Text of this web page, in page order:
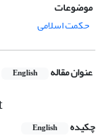
موضوعات
حکمت اسلامی
عنوان مقاله English
چکیده English